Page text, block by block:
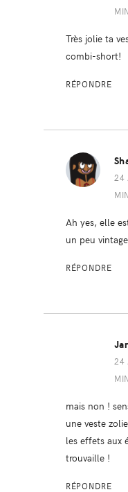
MIN
Très jolie ta
combi-short!
RÉPONDRE
24
MIN
Ah yes, elle
un peu
RÉPONDRE
24
MIN
mais non !
une veste
les effets aux
trouvaille !
RÉPONDRE